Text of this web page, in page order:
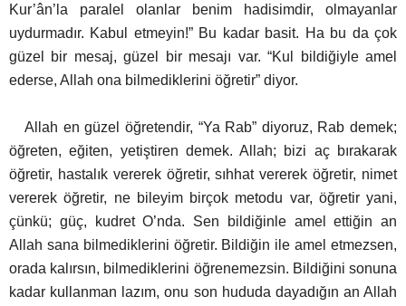
Kur’ân’la paralel olanlar benim hadisimdir, olmayanlar
uydurmadır. Kabul etmeyin!” Bu kadar basit. Ha bu da çok
güzel bir mesaj, güzel bir mesajı var. “Kul bildiğiyle amel
ederse, Allah ona bilmediklerini öğretir” diyor.
Allah en güzel öğretendir, “Ya Rab” diyoruz, Rab demek;
öğreten, eğiten, yetiştiren demek. Allah; bizi aç bırakarak
öğretir, hastalık vererek öğretir, sıhhat vererek öğretir, nimet
vererek öğretir, ne bileyim birçok metodu var, öğretir yani,
çünkü; güç, kudret O’nda. Sen bildiğinle amel ettiğin an
Allah sana bilmediklerini öğretir. Bildiğin ile amel etmezsen,
orada kalırsın, bilmediklerini öğrenemezsin. Bildiğini sonuna
kadar kullanman lazım, onu son hududa dayadığın an Allah